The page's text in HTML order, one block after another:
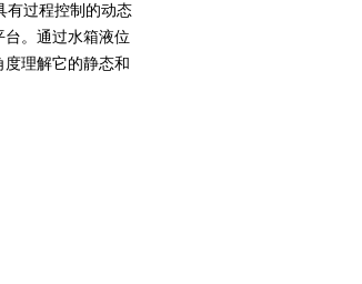
有过程控制的动态
。通过水箱液位
理解它的静态和